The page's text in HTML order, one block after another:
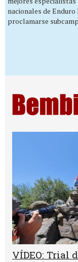
nacionales de
proclamarse
VÍDEO: Trial